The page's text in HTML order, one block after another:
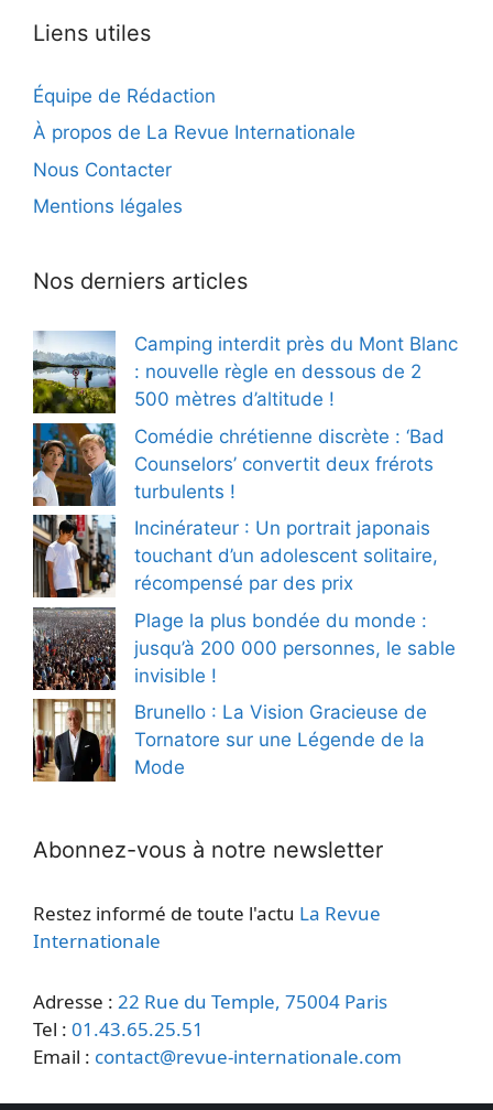
Liens utiles
Équipe de Rédaction
À propos de La Revue Internationale
Nous Contacter
Mentions légales
Nos derniers articles
Camping interdit près du Mont Blanc
: nouvelle règle en dessous de 2
500 mètres d’altitude !
Comédie chrétienne discrète : ‘Bad
Counselors’ convertit deux frérots
turbulents !
Incinérateur : Un portrait japonais
touchant d’un adolescent solitaire,
récompensé par des prix
Plage la plus bondée du monde :
jusqu’à 200 000 personnes, le sable
invisible !
Brunello : La Vision Gracieuse de
Tornatore sur une Légende de la
Mode
Abonnez-vous à notre newsletter
Restez informé de toute l'actu La Revue
Internationale
Adresse : 22 Rue du Temple, 75004 Paris
Tel : 01.43.65.25.51
Email : contact@revue-internationale.com